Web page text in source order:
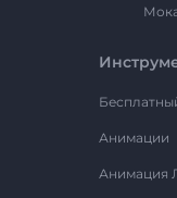
Анимации
Анимация